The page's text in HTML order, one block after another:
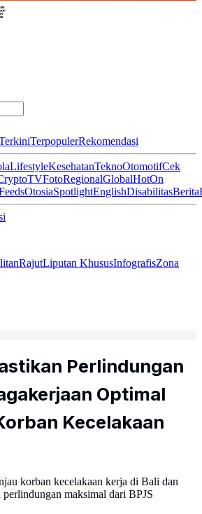
TerpopulerRekomendasi
LifestyleKesehatanTeknoOtomotifCek
TVFotoRegionalGlobalHotOn
OtosiaSpotlightEnglishDisabilitasBerita
RajutLiputan KhususInfografisZona
Perlindungan
Optimal
Kecelakaan
korban kecelakaan kerja di Bali dan
perlindungan maksimal dari BPJS